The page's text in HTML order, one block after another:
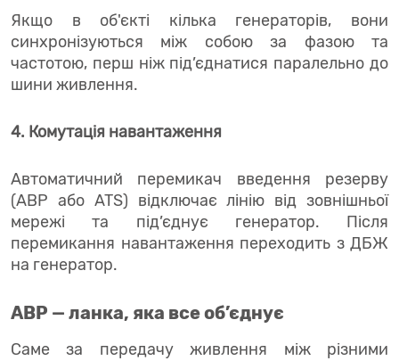
Якщо в об'єкті кілька генераторів, вони
синхронізуються між собою за фазою та
частотою, перш ніж під’єднатися паралельно до
шини живлення.
4. Комутація навантаження
Автоматичний перемикач введення резерву
(АВР або ATS) відключає лінію від зовнішньої
мережі та під’єднує генератор. Після
перемикання навантаження переходить з ДБЖ
на генератор.
АВР — ланка, яка все об’єднує
Саме за передачу живлення між різними